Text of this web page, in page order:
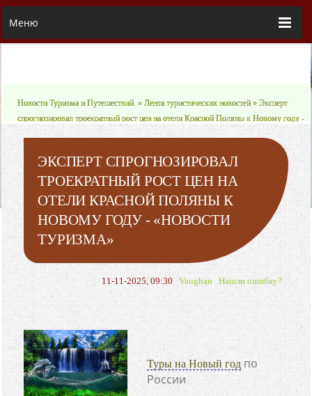
Меню
Новости Туризма и Путешествий. »Лента туристических новостей » Эксперт
спрогнозировал троекратный рост цен на отели Красной Поляны к Новому году -
«Новости Туризма»
ЭКСПЕРТ СПРОГНОЗИРОВАЛ
ТРОЕКРАТНЫЙ РОСТ ЦЕН НА
ОТЕЛИ КРАСНОЙ ПОЛЯНЫ К
НОВОМУ ГОДУ - «НОВОСТИ
ТУРИЗМА»
11-11-2025, 09:30 Vaughan Нашли ошибку?
Туры на Новый год по
России